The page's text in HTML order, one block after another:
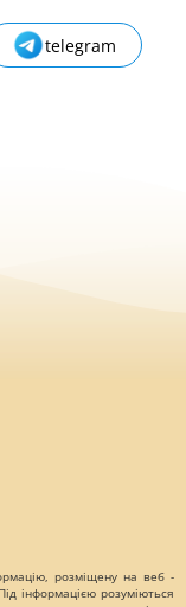
telegram
розміщену на веб -
інформацією розуміються